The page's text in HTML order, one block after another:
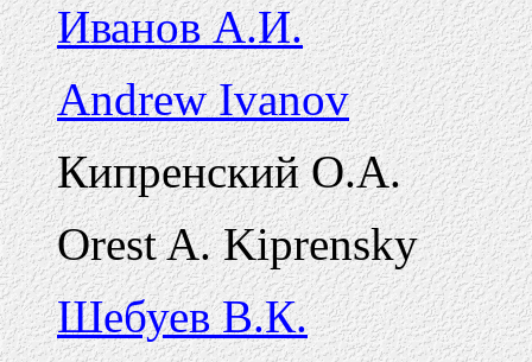
Иванов А.И.
Andrew Ivanov
Кипренский О.А.
Orest A. Kiprensky
Шебуев В.К.